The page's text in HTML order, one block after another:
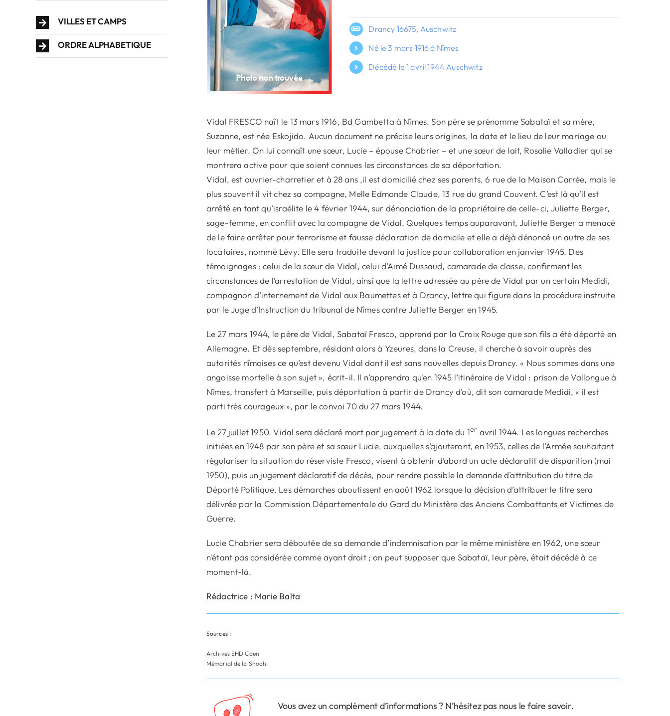
VILLES ET CAMPS
ORDRE ALPHABETIQUE
Drancy 16675, Auschwitz
Né le 3 mars 1916 à Nîmes
Décédé le 1 avril 1944 Auschwitz
Vidal FRESCO naît le 13 mars 1916, Bd Gambetta à Nîmes. Son père se prénomme Sabataï et sa mère,
Suzanne, est née Eskojido. Aucun document ne précise leurs origines, la date et le lieu de leur mariage ou
leur métier. On lui connaît une sœur, Lucie – épouse Chabrier – et une sœur de lait, Rosalie Valladier qui se
montrera active pour que soient connues les circonstances de sa déportation.
Vidal, est ouvrier-charretier et à 28 ans ,il est domicilié chez ses parents, 6 rue de la Maison Carrée, mais le
plus souvent il vit chez sa compagne, Melle Edmonde Claude, 13 rue du grand Couvent. C’est là qu’il est
arrêté en tant qu’israélite le 4 février 1944, sur dénonciation de la propriétaire de celle-ci, Juliette Berger,
sage-femme, en conflit avec la compagne de Vidal. Quelques temps auparavant, Juliette Berger a menacé
de le faire arrêter pour terrorisme et fausse déclaration de domicile et elle a déjà dénoncé un autre de ses
locataires, nommé Lévy. Elle sera traduite devant la justice pour collaboration en janvier 1945. Des
témoignages : celui de la sœur de Vidal, celui d’Aimé Dussaud, camarade de classe, confirment les
circonstances de l’arrestation de Vidal, ainsi que la lettre adressée au père de Vidal par un certain Medidi,
compagnon d’internement de Vidal aux Baumettes et à Drancy, lettre qui figure dans la procédure instruite
par le Juge d’Instruction du tribunal de Nîmes contre Juliette Berger en 1945.
Le 27 mars 1944, le père de Vidal, Sabataï Fresco, apprend par la Croix Rouge que son fils a été déporté en
Allemagne. Et dès septembre, résidant alors à Yzeures, dans la Creuse, il cherche à savoir auprès des
autorités nîmoises ce qu’est devenu Vidal dont il est sans nouvelles depuis Drancy. « Nous sommes dans une
angoisse mortelle à son sujet », écrit-il. Il n’apprendra qu’en 1945 l’itinéraire de Vidal : prison de Vallongue à
Nîmes, transfert à Marseille, puis déportation à partir de Drancy d’où, dit son camarade Medidi, « il est
parti très courageux », par le convoi 70 du 27 mars 1944.
Le 27 juillet 1950, Vidal sera déclaré mort par jugement à la date du 1er avril 1944. Les longues recherches
initiées en 1948 par son père et sa sœur Lucie, auxquelles s’ajouteront, en 1953, celles de l’Armée souhaitant
régulariser la situation du réserviste Fresco, visent à obtenir d’abord un acte déclaratif de disparition (mai
1950), puis un jugement déclaratif de décès, pour rendre possible la demande d’attribution du titre de
Déporté Politique. Les démarches aboutissent en août 1962 lorsque la décision d’attribuer le titre sera
délivrée par la Commission Départementale du Gard du Ministère des Anciens Combattants et Victimes de
Guerre.
Lucie Chabrier sera déboutée de sa demande d’indemnisation par le même ministère en 1962, une sœur
n’étant pas considérée comme ayant droit ; on peut supposer que Sabataï, leur père, était décédé à ce
moment-là.
Rédactrice : Marie Balta
Sources :
Archives SHD Caen
Mémorial de la Shoah.
Vous avez un complément d’informations ? N’hésitez pas nous le faire savoir.